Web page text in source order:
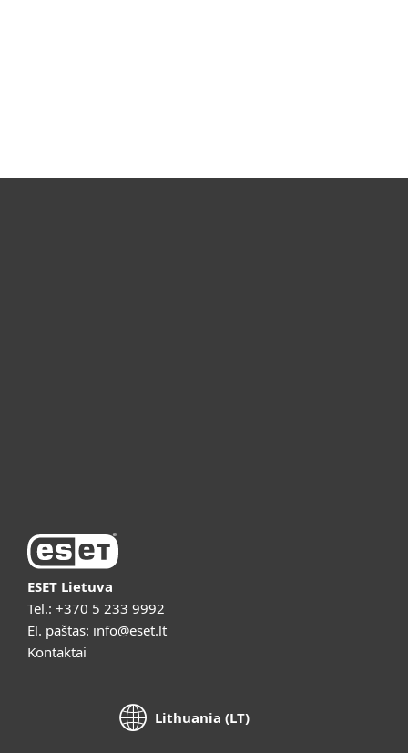
ESET Lietuva
Tel.: +370 5 233 9992
El. paštas: info@eset.lt
Kontaktai
Lithuania (LT)